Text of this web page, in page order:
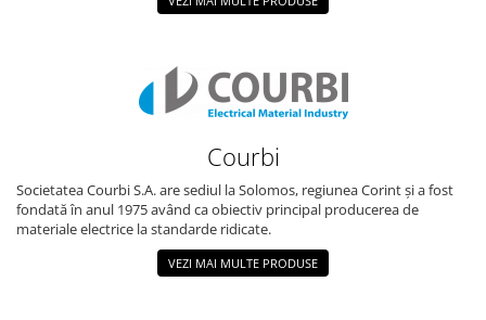
Courbi
Societatea Courbi S.A. are sediul la Solomos, regiunea Corint și a fost
fondată în anul 1975 având ca obiectiv principal producerea de
materiale electrice la standarde ridicate.
VEZI MAI MULTE PRODUSE